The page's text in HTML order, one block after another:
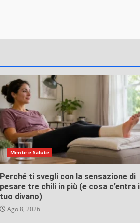
Mente e Salute
Perché ti svegli con la sensazione di
pesare tre chili in più (e cosa c’entra
tuo divano)
Ago 8, 2026